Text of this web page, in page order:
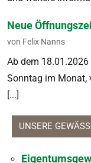
Neue
von Felix Nanns
Ab dem
Son­ntag im Monat,
[...]
UNSERE